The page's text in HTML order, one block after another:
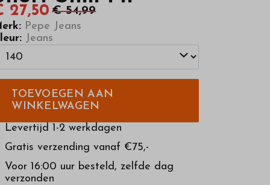
27,50 € 54,99
Pepe Jeans
Jeans
TOEVOEGEN AAN
WINKELWAGEN
Levertijd 1-2 werkdagen
Gratis verzending vanaf €75,-
Voor 16:00 uur besteld, zelfde dag
verzonden